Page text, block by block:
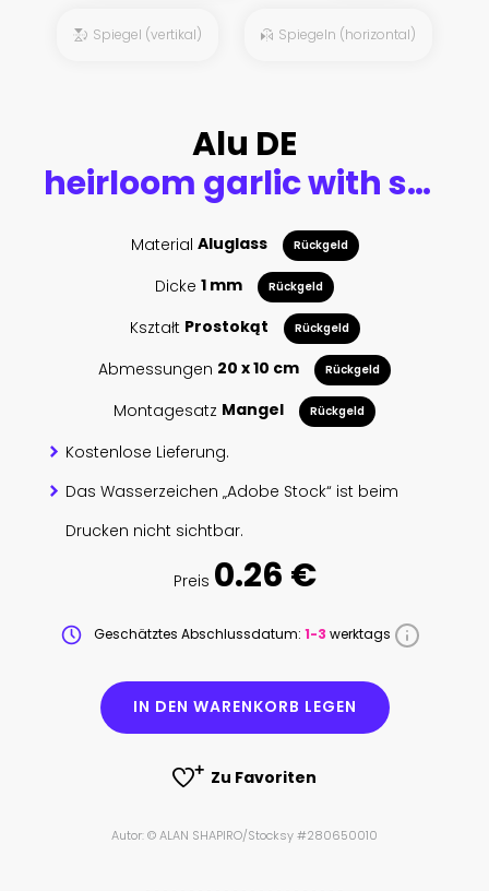
Spiegel (vertikal) Spiegeln (horizontal)
Alu DE
heirloom garlic with salt and pepper
Material Aluglass Rückgeld
Dicke 1 mm Rückgeld
Kształt Prostokąt Rückgeld
Abmessungen 20 x 10 cm Rückgeld
Montagesatz Mangel Rückgeld
Kostenlose Lieferung.
Das Wasserzeichen „Adobe Stock“ ist beim
Drucken nicht sichtbar.
Preis 0.26 €
Geschätztes Abschlussdatum: 1-3 werktags
IN DEN WARENKORB LEGEN
Zu Favoriten
Autor: © ALAN SHAPIRO/Stocksy #280650010